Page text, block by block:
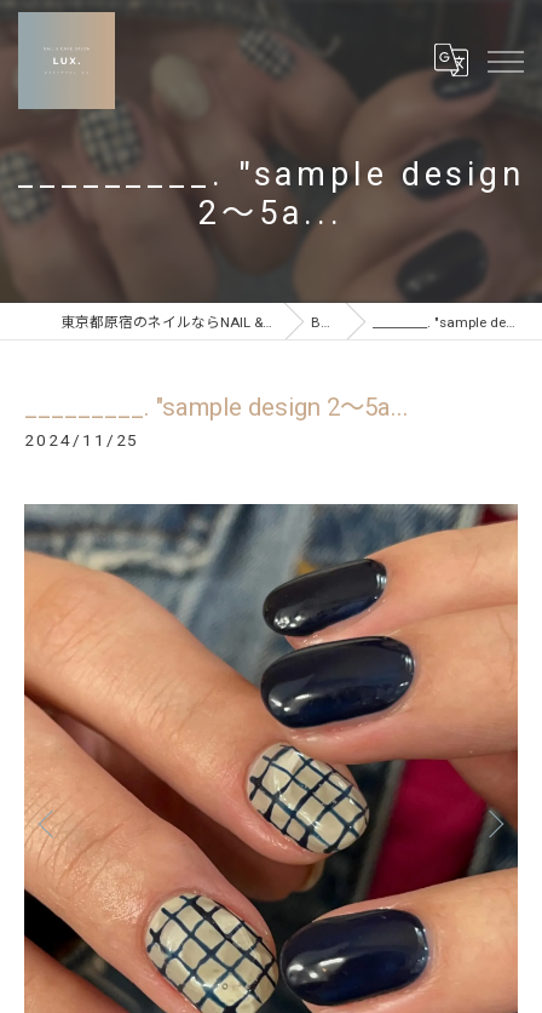
_________. "sample design
2〜5a...
東京都原宿のネイルならNAIL & CARE SALON LUX BLOG _________. "sample design 2〜5a...
_________. "sample design 2〜5a...
2024/11/25